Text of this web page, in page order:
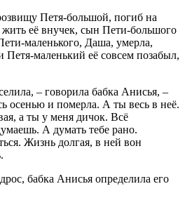
Петя-большой, погиб на
жить её внучек, сын Пети-большого
маленького, Даша, умерла,
Петя-маленький её совсем позабыл,
– говорила бабка Анисья, –
осенью и померла. А ты весь в неё.
а ты у меня дичок. Всё
А думать тебе рано.
Жизнь долгая, в ней вон
бабка Анисья определила его